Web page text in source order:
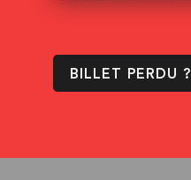
BILLET PERDU ?